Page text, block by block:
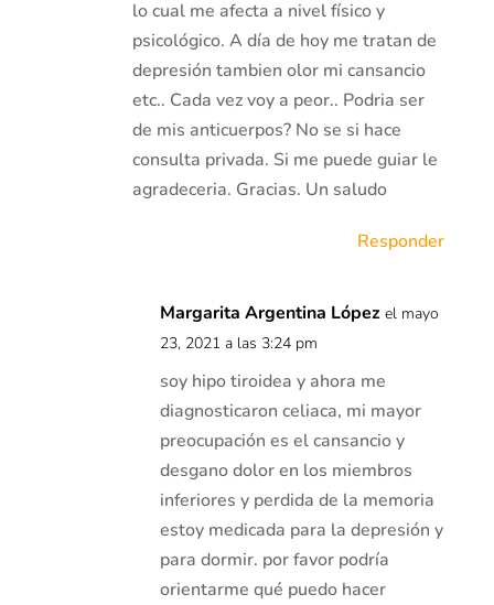
lo cual me afecta a nivel físico y
psicológico. A día de hoy me tratan de
depresión tambien olor mi cansancio
etc.. Cada vez voy a peor.. Podria ser
de mis anticuerpos? No se si hace
consulta privada. Si me puede guiar le
agradeceria. Gracias. Un saludo
Responder
Margarita Argentina López el mayo
23, 2021 a las 3:24 pm
soy hipo tiroidea y ahora me
diagnosticaron celiaca, mi mayor
preocupación es el cansancio y
desgano dolor en los miembros
inferiores y perdida de la memoria
estoy medicada para la depresión y
para dormir. por favor podría
orientarme qué puedo hacer